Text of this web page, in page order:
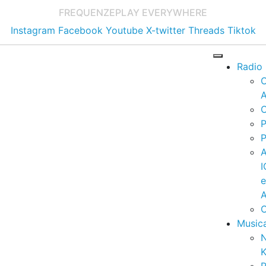
FREQUENZEPLAY EVERYWHERE
Instagram Facebook Youtube X-twitter Threads Tiktok
Radio
e